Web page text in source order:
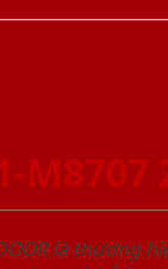
M8707
là thương